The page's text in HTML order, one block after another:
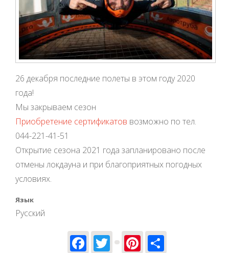
26 декабря последние полеты в этом году 2020
года!
Мы закрываем сезон
Приобретение сертификатов возможно по тел.
044-221-41-51
Открытие сезона 2021 года запланировано после
отмены локдауна и при благоприятных погодных
условиях.
Язык
Русский
Facebook
TwitterPinterest